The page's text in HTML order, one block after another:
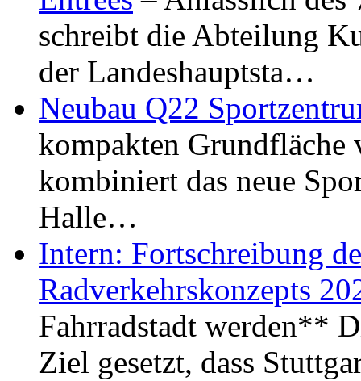
schreibt die Abteilung
der Landeshauptsta…
Neubau Q22
kompakten Grundfläche
kombiniert das neue
Halle…
Intern: Fortschreibung
Radverkehrskonzepts
Fahrradstadt werden**
Ziel gesetzt, dass